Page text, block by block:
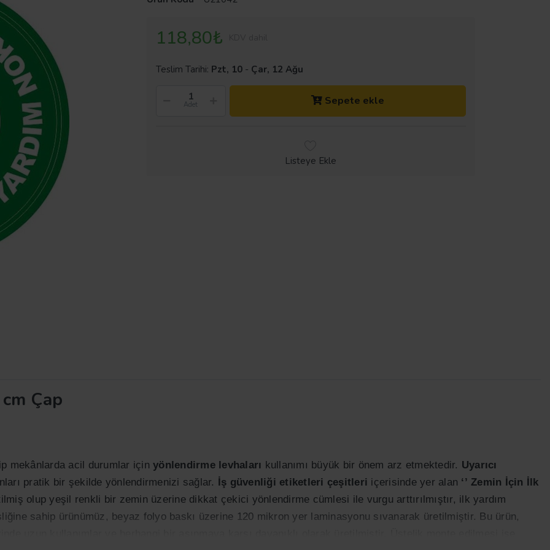
118,80₺
Teslim Tarihi: Pzt, 10 - Çar, 12 Ağu
Adet Sepete ekle
Listeye Ekle
Çap
mekânlarda acil durumlar için yönlendirme levhaları kullanımı büyük bir önem arz etmektedir. Uyarıcı
pratik bir şekilde yönlendirmenizi sağlar. İş güvenliği etiketleri çeşitleri içerisinde yer alan ‘’ Zemin İçin İlk
olup yeşil renkli bir zemin üzerine dikkat çekici yönlendirme cümlesi ile vurgu arttırılmıştır, ilk yardım
sahip ürünümüz, beyaz folyo baskı üzerine 120 mikron yer laminasyonu sıvanarak üretilmiştir. Bu ürün,